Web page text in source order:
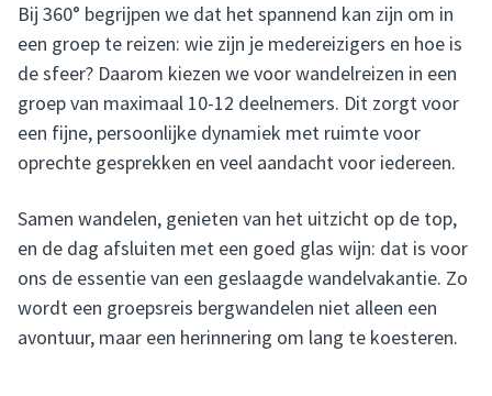
Bij 360° begrijpen we dat het spannend kan zijn om in
een groep te reizen: wie zijn je medereizigers en hoe is
de sfeer? Daarom kiezen we voor wandelreizen in een
groep van maximaal 10-12 deelnemers. Dit zorgt voor
een fijne, persoonlijke dynamiek met ruimte voor
oprechte gesprekken en veel aandacht voor iedereen.
Samen wandelen, genieten van het uitzicht op de top,
en de dag afsluiten met een goed glas wijn: dat is voor
ons de essentie van een geslaagde wandelvakantie. Zo
wordt een groepsreis bergwandelen niet alleen een
avontuur, maar een herinnering om lang te koesteren.